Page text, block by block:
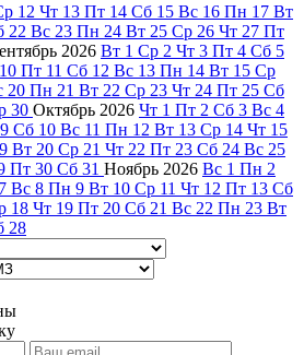
12 Чт 13 Пт 14 Сб 15 Вс 16 Пн 17 Вт
22 Вс 23 Пн 24 Вт 25 Ср 26 Чт 27 Пт
2026 Вт 1 Ср 2 Чт 3 Пт 4 Сб 5
10 Пт 11 Сб 12 Вс 13 Пн 14 Вт 15 Ср
20 Пн 21 Вт 22 Ср 23 Чт 24 Пт 25 Сб
30 Октябрь 2026 Чт 1 Пт 2 Сб 3 Вс 4
9 Сб 10 Вс 11 Пн 12 Вт 13 Ср 14 Чт 15
Вт 20 Ср 21 Чт 22 Пт 23 Сб 24 Вс 25
Пт 30 Сб 31 Ноябрь 2026 Вс 1 Пн 2
7 Вс 8 Пн 9 Вт 10 Ср 11 Чт 12 Пт 13 Сб
18 Чт 19 Пт 20 Сб 21 Вс 22 Пн 23 Вт
28